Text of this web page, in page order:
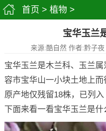
首页 > 植物 >
宝华玉兰
来源:酷自然 作者:黔子
宝华玉兰是木兰科、玉兰
容市宝华山一小块土地上而
原产地仅残留18株，已列
下面来看一看宝华玉兰是什